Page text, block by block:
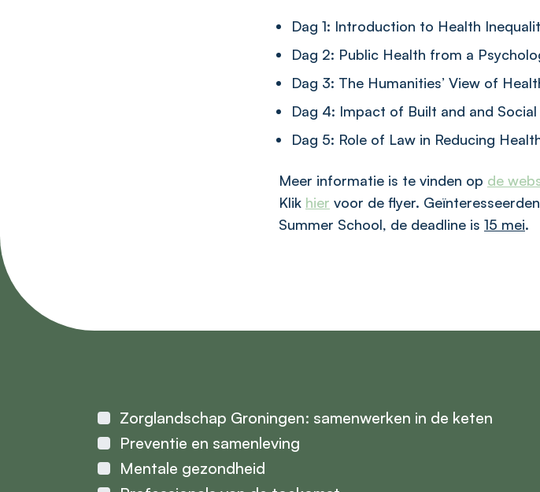
Dag 1: Introduction to Health
Dag 2: Public Health from a
Dag 3: The Humanities’ View of
Dag 4: Impact of Built and and
Dag 5: Role of Law in Reducing
Meer informatie is te vinden op de
Klik hier voor de flyer.
Summer School, de deadline is 15 mei.
Zorglandschap Groningen: samenwerken in de keten
Preventie en samenleving
Mentale gezondheid